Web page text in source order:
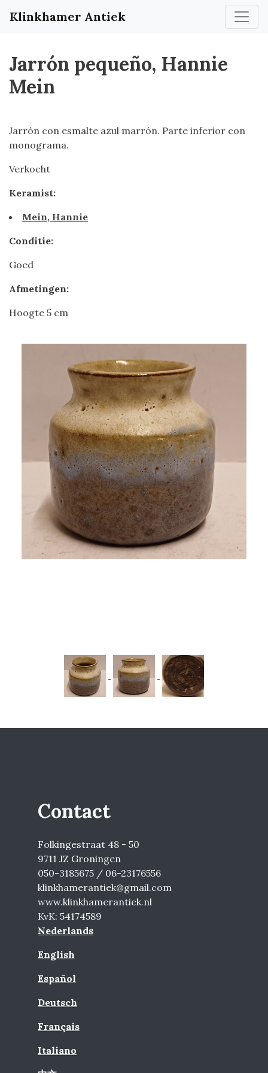
Klinkhamer Antiek
Jarrón pequeño, Hannie
Mein
Jarrón con esmalte azul marrón. Parte inferior con
monograma.
Verkocht
Keramist:
Mein, Hannie
Conditie:
Goed
Afmetingen:
Hoogte 5 cm
Contact
Folkingestraat 48 - 50
9711 JZ Groningen
050-3185675 / 06-23176556
klinkhamerantiek@gmail.com
www.klinkhamerantiek.nl
KvK: 54174589
Nederlands
English
Español
Deutsch
Français
Italiano